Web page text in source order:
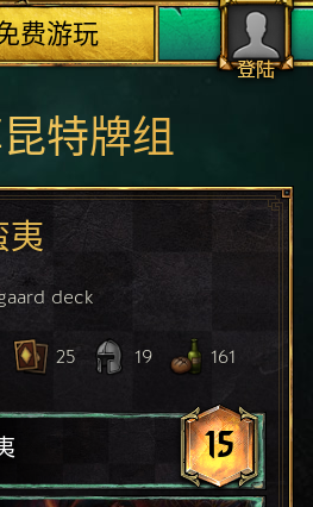
登陆
费游玩
特牌组
夷
deck
25 19 161
15